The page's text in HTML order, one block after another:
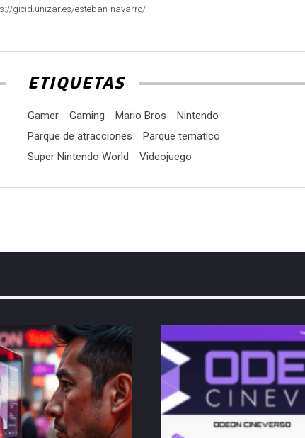
gicid.unizar.es/esteban-navarro/
ETIQUETAS
Gamer Gaming Mario Bros
Nintendo
Parque de atracciones
Parque tematico
Super Nintendo World
Videojuego